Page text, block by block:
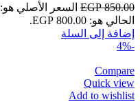
EGP850.00 السعر الأصلي هو: EGP 850.00.
الحالي هو: EGP 800.00.
إضافة إلى السلة
-4%
Compare
Quick view
Add to wishlist